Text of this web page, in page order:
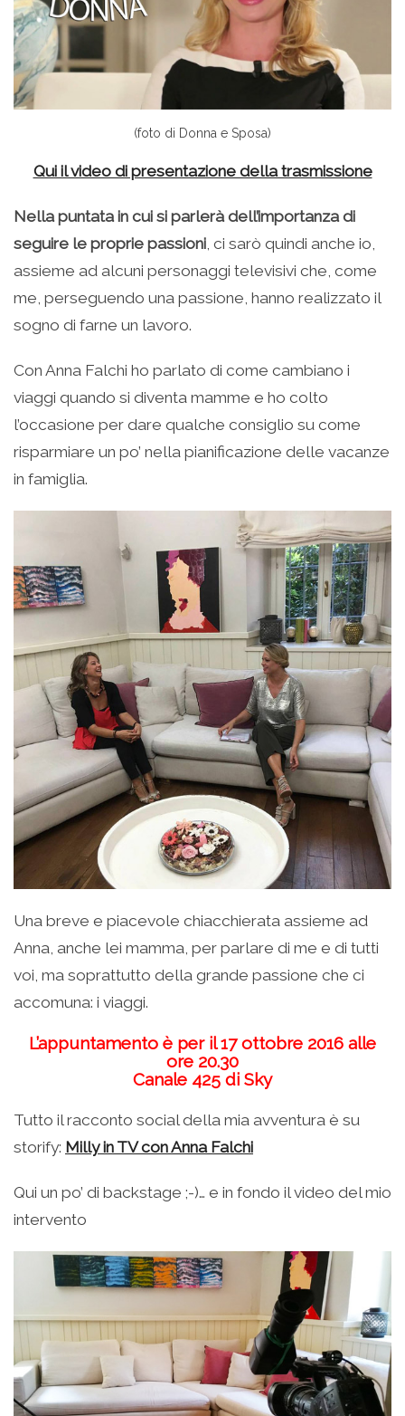
(foto di Donna e Sposa)
Qui il video di presentazione della trasmissione
Nella puntata in cui si parlerà dell’importanza di
seguire le proprie passioni , ci sarò quindi anche io,
assieme ad alcuni personaggi televisivi che, come
me, perseguendo una passione, hanno realizzato il
sogno di farne un lavoro.
Con Anna Falchi ho parlato di come cambiano i
viaggi quando si diventa mamme e ho colto
l’occasione per dare qualche consiglio su come
risparmiare un po’ nella pianificazione delle vacanze
in famiglia.
Una breve e piacevole chiacchierata assieme ad
Anna, anche lei mamma, per parlare di me e di tutti
voi, ma soprattutto della grande passione che ci
accomuna: i viaggi.
L’appuntamento è per il 17 ottobre 2016 alle
ore 20.30
Canale 425 di Sky
Tutto il racconto social della mia avventura è su
storify: Milly in TV con Anna Falchi
Qui un po’ di backstage ;-)… e in fondo il video del mio
intervento